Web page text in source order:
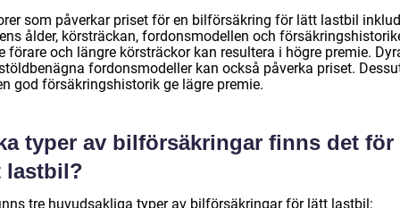
som påverkar priset för en bilförsäkring för lätt lastbil
ålder, körsträckan, fordonsmodellen och
förare och längre körsträckor kan resultera i högre premie.
fordonsmodeller kan också påverka priset.
god försäkringshistorik ge lägre premie.
typer av bilförsäkringar finns det för
lastbil?
tre huvudsakliga typer av bilförsäkringar för lätt lastbil: